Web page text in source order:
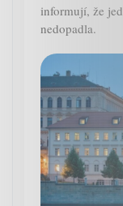
informují, že
nedopadla.